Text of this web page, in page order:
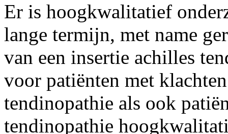
Er is hoogkwalitatief
lange termijn, met name
van een insertie achilles
voor patiënten met
tendinopathie als ook
tendinopathie